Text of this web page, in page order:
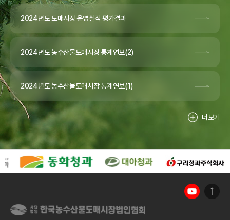
2024년도 도매시장 운영실적 평가결과
2024년도 농수산물도매시장 통계연보(2)
2024년도 농수산물도매시장 통계연보(1)
더보기